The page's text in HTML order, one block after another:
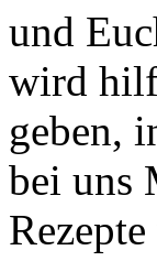
und
wird
geben,
bei uns